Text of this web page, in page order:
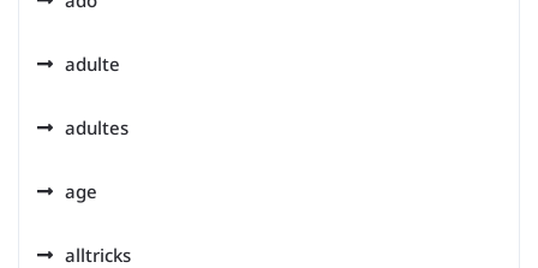
adulte
adultes
age
alltricks